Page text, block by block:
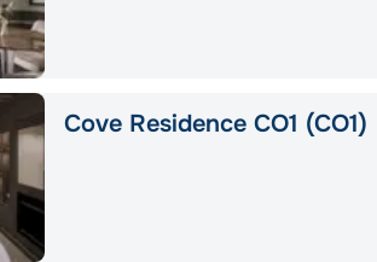
Cove Residence CO1 (CO1)